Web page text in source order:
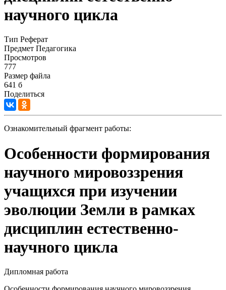
научного цикла
Тип Реферат
Предмет Педагогика
Просмотров
777
Размер файла
641 б
Поделиться
Ознакомительный фрагмент работы:
Особенности формирования
научного мировоззрения
учащихся при изучении
эволюции Земли в рамках
дисциплин естественно-
научного цикла
Дипломная работа